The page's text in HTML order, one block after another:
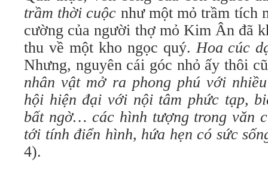
trầm thời cuộc như một mỏ trầm tích
cường của người thợ mỏ Kim Ân đã
thu về một kho ngọc quý.Hoa cúc
Nhưng, nguyên cái góc nhỏ ấy thôi
nhân vật mở ra phong phú với
hội hiện đại với nội tâm phức tạp,
bất ngờ… các hình tượng trong văn
tới tính điển hình, hứa hẹn có sức
4).